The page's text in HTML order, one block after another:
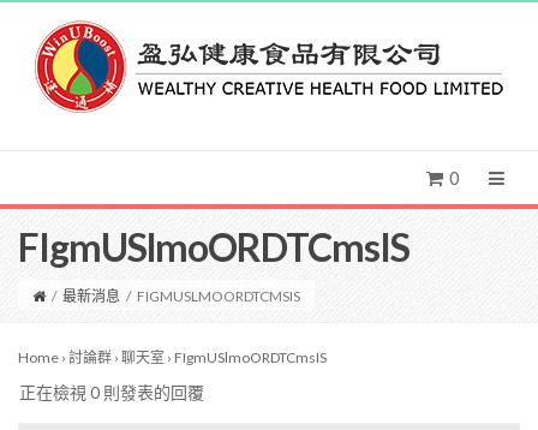
0
FIgmUSlmoORDTCmsIS
/ 最新消息 / FIGMUSLMOORDTCMSIS
Home › 討論群 › 聊天室 › FIgmUSlmoORDTCmsIS
正在檢視 0 則發表的回覆